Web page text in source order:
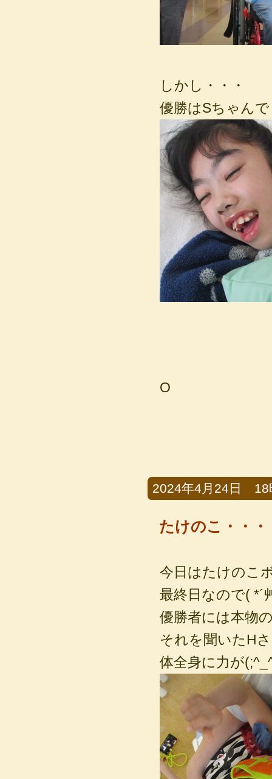
しかし・・・
優勝はSちゃんで
O
2024年4月24日 18
たけのこ・・・
今日はたけのこ
最終日なので( *´
優勝者には本物
それを聞いたH
体全身に力が